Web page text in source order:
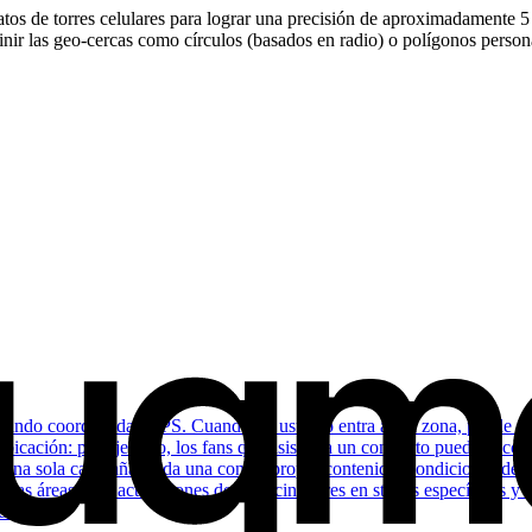
de torres celulares para lograr una precisión de aproximadamente
las geo-cercas como círculos (basados en radio) o polígonos
coordenadas GPS. Cuando un usuario entra a esa zona,
por ejemplo, los fans que asisten a un concierto pueden
sola campaña, cada una con su propio contenido, condiciones
áreas VIP, activaciones de patrocinadores en stands específicos